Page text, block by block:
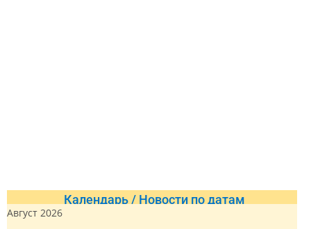
Календарь / Новости по датам
Август 2026